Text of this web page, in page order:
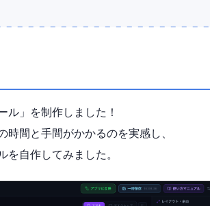
未経験。完全な初心者からのスタートでした
そのままに、カリキュラムを驚くほどのスピ
ただけたら嬉しいです。
」を制作しました！
間と手間がかかるのを実感し、
自作してみました。